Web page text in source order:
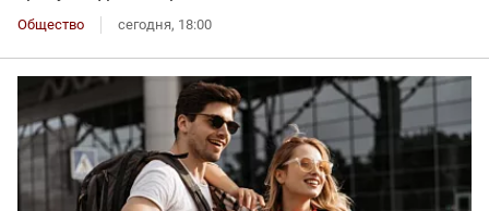
Общество сегодня, 18:00